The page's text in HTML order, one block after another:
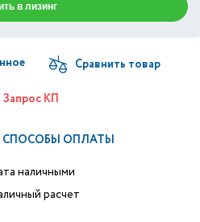
в лизинг
Запрос КП
ОПЛАТЫ
наличными
расчет